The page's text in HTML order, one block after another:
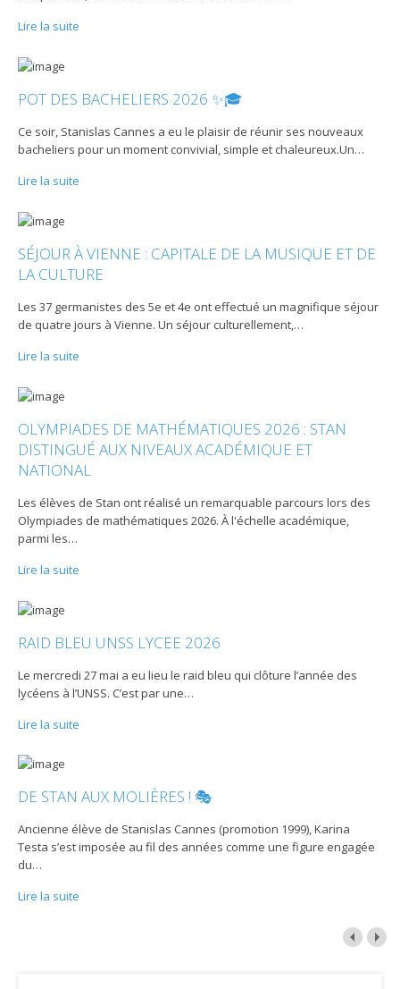
Lire la suite
POT DES BACHELIERS 2026 ✨🎓
Ce soir, Stanislas Cannes a eu le plaisir de réunir ses nouveaux
bacheliers pour un moment convivial, simple et chaleureux.Un…
Lire la suite
SÉJOUR À VIENNE : CAPITALE DE LA MUSIQUE ET DE
LA CULTURE
Les 37 germanistes des 5e et 4e ont effectué un magnifique séjour
de quatre jours à Vienne. Un séjour culturellement,…
Lire la suite
OLYMPIADES DE MATHÉMATIQUES 2026 : STAN
DISTINGUÉ AUX NIVEAUX ACADÉMIQUE ET
NATIONAL
Les élèves de Stan ont réalisé un remarquable parcours lors des
Olympiades de mathématiques 2026. À l'échelle académique,
parmi les…
Lire la suite
RAID BLEU UNSS LYCEE 2026
Le mercredi 27 mai a eu lieu le raid bleu qui clôture l’année des
lycéens à l’UNSS. C’est par une…
Lire la suite
DE STAN AUX MOLIÈRES ! 🎭
Ancienne élève de Stanislas Cannes (promotion 1999), Karina
Testa s’est imposée au fil des années comme une figure engagée
du…
Lire la suite